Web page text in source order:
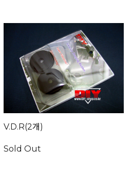
V.D.R(2개)
Sold Out